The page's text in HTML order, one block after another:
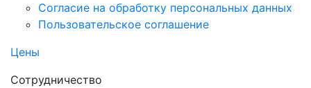
Согласие на обработку персональных данных
Пользовательское соглашение
Цены
Сотрудничество